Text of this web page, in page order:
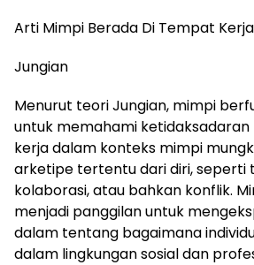
Arti Mimpi Berada Di Tempat
Jungian
Menurut teori Jungian, mimpi
untuk memahami
kerja dalam konteks mimpi
arketipe tertentu dari diri, seperti
kolaborasi, atau bahkan konflik.
menjadi panggilan untuk
dalam tentang bagaimana
dalam lingkungan sosial dan